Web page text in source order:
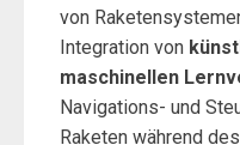
von
Integration von
maschinellen
Navigations- und
Raketen während